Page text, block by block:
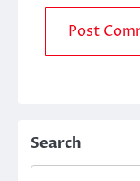
Search